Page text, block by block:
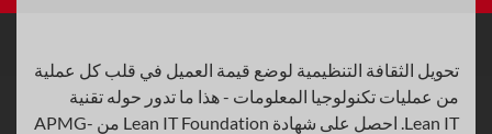
تحويل الثقافة التنظيمية لوضع قيمة العميل في قلب كل عملية
من عمليات تكنولوجيا المعلومات - هذا ما تدور حوله تقنية
Lean IT. احصل على شهادة Lean IT Foundation من APMG-